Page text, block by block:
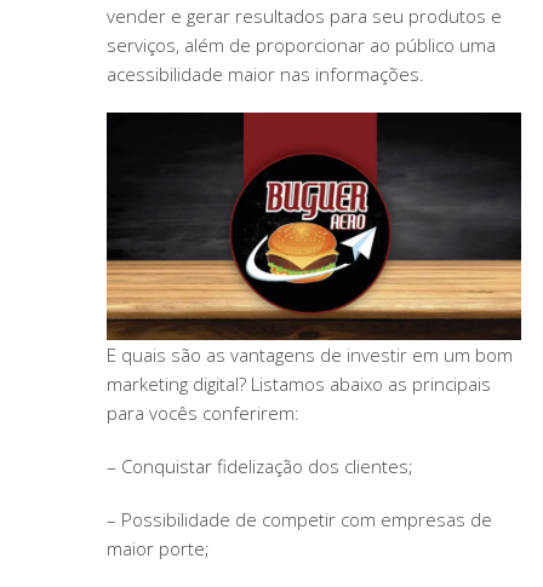
vender e gerar resultados para seu produtos e
serviços, além de proporcionar ao público uma
acessibilidade maior nas informações.
E quais são as vantagens de investir em um bom
marketing digital? Listamos abaixo as principais
para vocês conferirem:
– Conquistar fidelização dos clientes;
– Possibilidade de competir com empresas de
maior porte;